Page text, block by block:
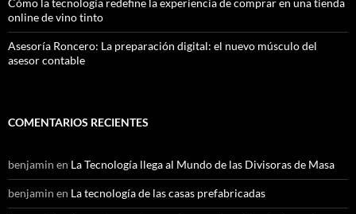
Cómo la tecnología redefine la experiencia de comprar en una tienda
online de vino tinto
Asesoría Roncero: La preparación digital: el nuevo músculo del
asesor contable
COMENTARIOS RECIENTES
benjamin en La Tecnología llega al Mundo de las Divisoras de Masa
benjamin en La tecnología de las casas prefabricadas